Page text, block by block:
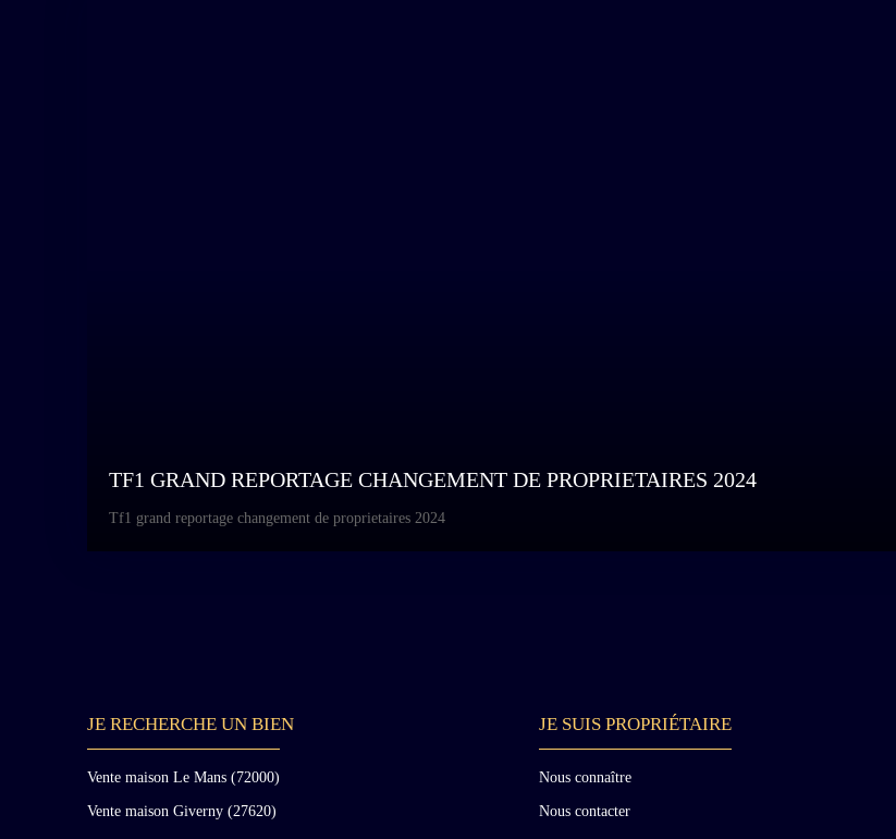
TF1 GRAND REPORTAGE CHANGEMENT DE PROPRIETAIRES 2024
Tf1 grand reportage changement de proprietaires 2024
JE RECHERCHE UN BIEN
Vente maison Le Mans (72000)
Vente maison Giverny (27620)
JE SUIS PROPRIÉTAIRE
Nous connaître
Nous contacter